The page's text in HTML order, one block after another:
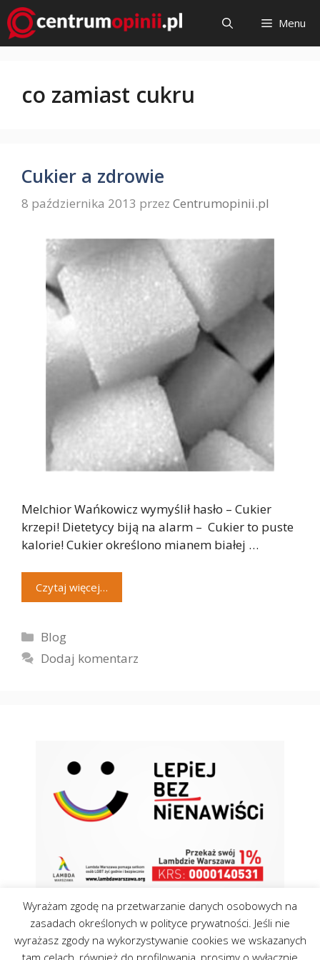
Przejdź
do
treści
Menu
co zamiast cukru
Cukier a zdrowie
8 października 2013 przez Centrumopinii.pl
Melchior Wańkowicz wymyślił hasło – Cukier
krzepi! Dietetycy biją na alarm – Cukier to puste
kalorie! Cukier określono mianem białej …
Czytaj więcej…
Kategorie
Blog
Dodaj komentarz
Wyrażam zgodę na przetwarzanie danych osobowych na
zasadach określonych w polityce prywatności. Jeśli nie
wyrażasz zgody na wykorzystywanie cookies we wskazanych